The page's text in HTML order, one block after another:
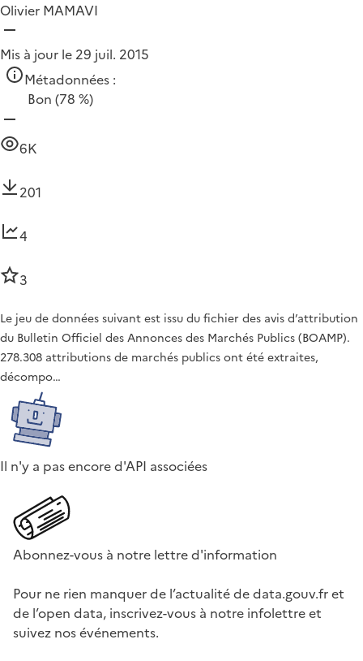
Olivier MAMAVI
Mis à jour le 29 juil. 2015
Métadonnées :
Bon (78 %)
6K
201
4
3
Le jeu de données suivant est issu du fichier des avis d’attribution
du Bulletin Officiel des Annonces des Marchés Publics (BOAMP).
278.308 attributions de marchés publics ont été extraites,
décompo…
Il n'y a pas encore d'API associées
Abonnez-vous à notre lettre d'information
Pour ne rien manquer de l’actualité de data.gouv.fr et
de l’open data, inscrivez-vous à notre infolettre et
suivez nos événements.